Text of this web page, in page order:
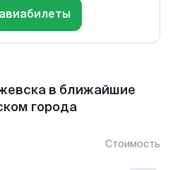
в ближайшие
города
Стоимость